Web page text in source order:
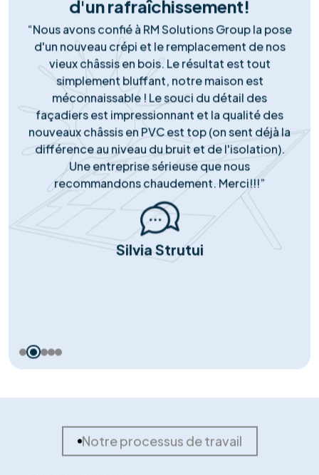
étude approfondie de votre consommation et de
votre toiture pour concevoir la solution la plus rentable
et adaptée à vos besoins spécifiques.
Installation Certifiée
Nos équipes techniques qualifiées assurent une pose
irréprochable, conforme aux normes de sécurité
(RGIE). Nous garantissons une intégration esthétique et
durable, sans risque pour votre toiture.
Matériel Premium
Nous ne faisons aucun compromis sur la qualité. Nous
installons exclusivement des panneaux et onduleurs de
marques Tier-1, reconnus pour leur rendement
supérieur et leur longévité garantie.
assurer le monitoring de votre installation.
Portefeuille deréussites solaires